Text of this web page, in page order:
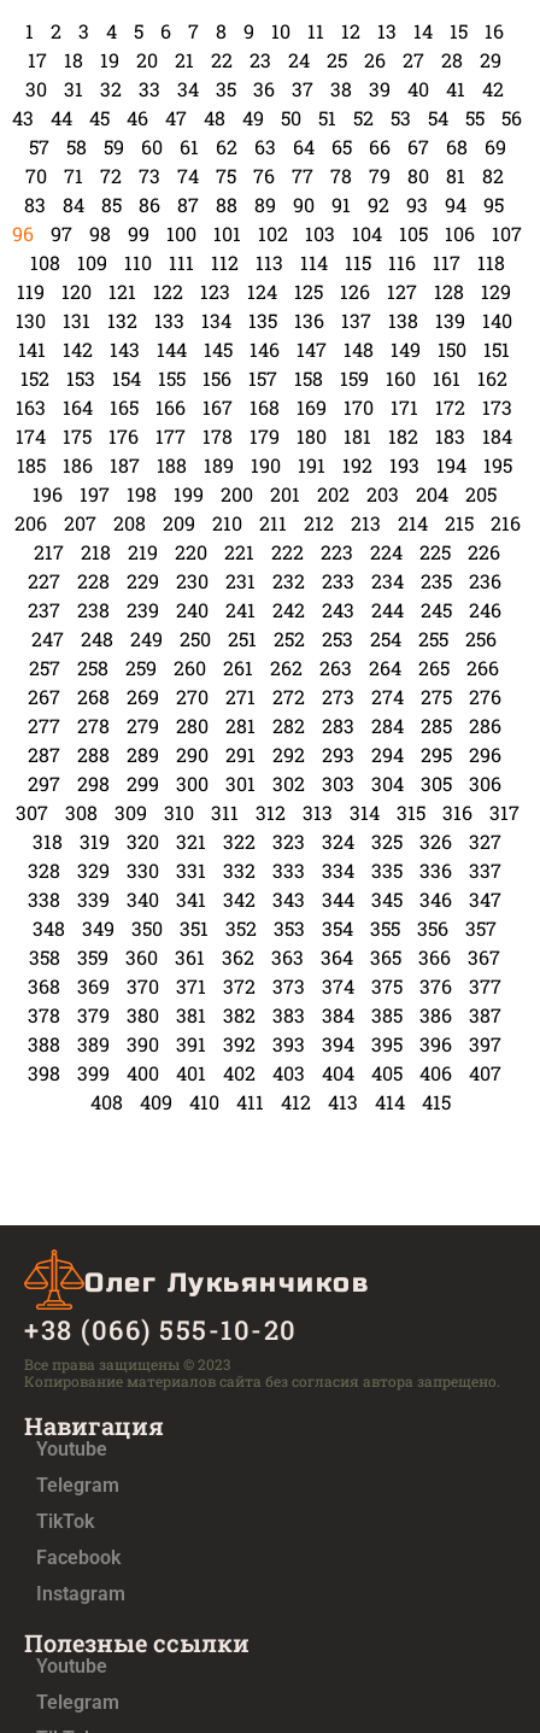
1 2 3 4 5 6 7 8 9 10 11 12 13 14 15
16
17
18 19 20 21 22 23 24 25 26 27 28
29
30
31 32 33 34 35 36 37 38 39 40 41
42
43
44 45 46 47 48 49 50 51 52 53 54 55
56
57
58 59 60 61 62 63 64 65 66 67 68
69
70
71 72 73 74 75 76 77 78 79 80 81
82
83
84 85 86 87 88 89 90 91 92 93 94
95
96
97 98 99 100 101 102 103 104 105 106
107
108
109 110 111 112 113 114 115 116 117
118
119
120 121 122 123 124 125 126 127 128
129
130
131 132 133 134 135 136 137 138 139
140
141
142 143 144 145 146 147 148 149 150
151
152
153 154 155 156 157 158 159 160 161
162
163
164 165 166 167 168 169 170 171 172
173
174
175 176 177 178 179 180 181 182 183
184
185
186 187 188 189 190 191 192 193 194
195
196
197 198 199 200 201 202 203 204
205
206
207 208 209 210 211 212 213 214 215
216
217
218 219 220 221 222 223 224 225
226
227
228 229 230 231 232 233 234 235
236
237
238 239 240 241 242 243 244 245
246
247
248 249 250 251 252 253 254 255
256
257
258 259 260 261 262 263 264 265
266
267
268 269 270 271 272 273 274 275
276
277
278 279 280 281 282 283 284 285
286
287
288 289 290 291 292 293 294 295
296
297
298 299 300 301 302 303 304 305
306
307
308 309 310 311 312 313 314 315 316
317
318
319 320 321 322 323 324 325 326
327
328
329 330 331 332 333 334 335 336
337
338
339 340 341 342 343 344 345 346
347
348
349 350 351 352 353 354 355 356
357
358
359 360 361 362 363 364 365 366
367
368
369 370 371 372 373 374 375 376
377
378
379 380 381 382 383 384 385 386
387
388
389 390 391 392 393 394 395 396
397
398
399 400 401 402 403 404 405 406
407
408
409 410 411 412 413 414 415
Олег Лукьянчиков
+38 (066) 555-10-20
Все права защищены © 2023
Копирование материалов сайта без согласия автора запрещено.
Навигация
Youtube
Telegram
TikTok
Facebook
Instagram
Полезные ссылки
Youtube
Telegram